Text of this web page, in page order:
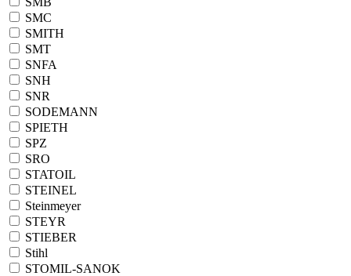
SMC
SMITH
SMT
SNFA
SNH
SNR
SODEMANN
SPIETH
SPZ
SRO
STATOIL
STEINEL
Steinmeyer
STEYR
STIEBER
Stihl
STOMIL-SANOK